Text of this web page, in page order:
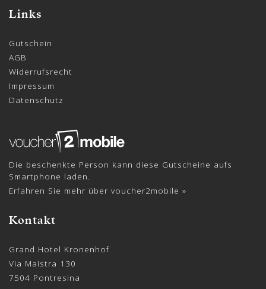
Links
Gutschein
AGB
Widerrufsrecht
Impressum
Datenschutz
Die beschenkte Person kann diese Gutscheine aufs
Smartphone laden.
Erfahren Sie mehr über voucher2mobile »
Kontakt
Grand Hotel Kronenhof
Via Maistra 130
7504 Pontresina